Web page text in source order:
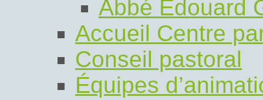
Abbé Édouard
Accueil Centre
Conseil pastoral
Équipes